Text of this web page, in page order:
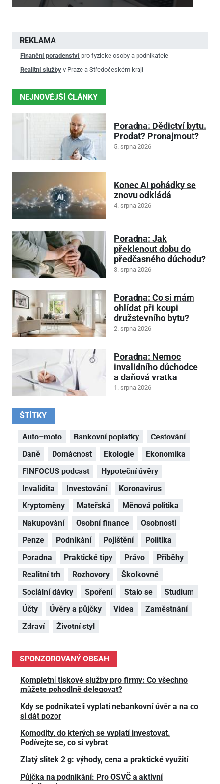
REKLAMA
Finanční poradenství pro fyzické osoby a podnikatele
Realitní služby v Praze a Středočeském kraji
NEJNOVĚJŠÍ ČLÁNKY
Poradna: Dědictví bytu.
Prodat? Pronajmout?
5. srpna 2026
Konec AI pohádky se
znovu odkládá
4. srpna 2026
Poradna: Jak
překlenout dobu do
předčasného důchodu?
3. srpna 2026
Poradna: Co si mám
ohlídat při koupi
družstevního bytu?
2. srpna 2026
Poradna: Nemoc
invalidního důchodce
a daňová vratka
1. srpna 2026
ŠTÍTKY
Auto–moto Bankovní poplatky
Cestování
Daně
Domácnost Ekologie
Ekonomika
FINFOCUS podcast
Hypoteční úvěry
Invalidita
Investování
Koronavirus
Kryptoměny
Mateřská
Měnová politika
Nakupování
Osobní finance
Osobnosti
Penze
Podnikání Pojištění
Politika
Poradna
Praktické tipy Právo
Příběhy
Realitní trh
Rozhovory
Školkovné
Sociální dávky
Spoření Stalo se
Studium
Účty
Úvěry a půjčky Videa
Zaměstnání
Zdraví
Životní styl
SPONZOROVANÝ OBSAH
Kompletní tiskové služby pro firmy: Co všechno
můžete pohodlně delegovat?
Kdy se podnikateli vyplatí nebankovní úvěr a na co
si dát pozor
Komodity, do kterých se vyplatí investovat.
Podívejte se, co si vybrat
Zlatý slitek 2 g: výhody, cena a praktické využití
Půjčka na podnikání: Pro OSVČ a aktivní